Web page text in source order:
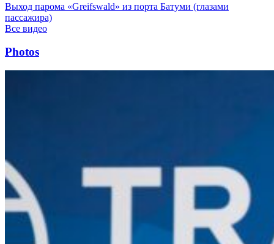
Выход парома «Greifswald» из порта Батуми (глазами
пассажира)
Все видео
Photos